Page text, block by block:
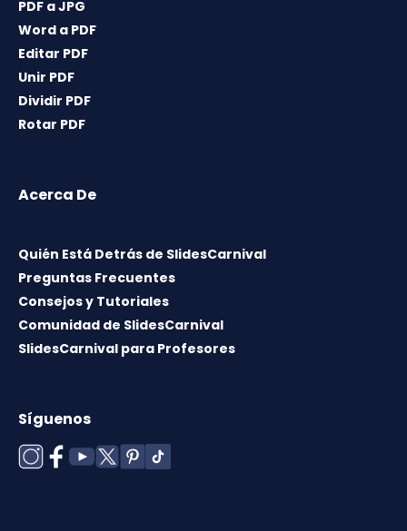
PDF a JPG
Word a PDF
Editar PDF
Unir PDF
Dividir PDF
Rotar PDF
Acerca De
Quién Está Detrás de SlidesCarnival
Preguntas Frecuentes
Consejos y Tutoriales
Comunidad de SlidesCarnival
SlidesCarnival para Profesores
Síguenos